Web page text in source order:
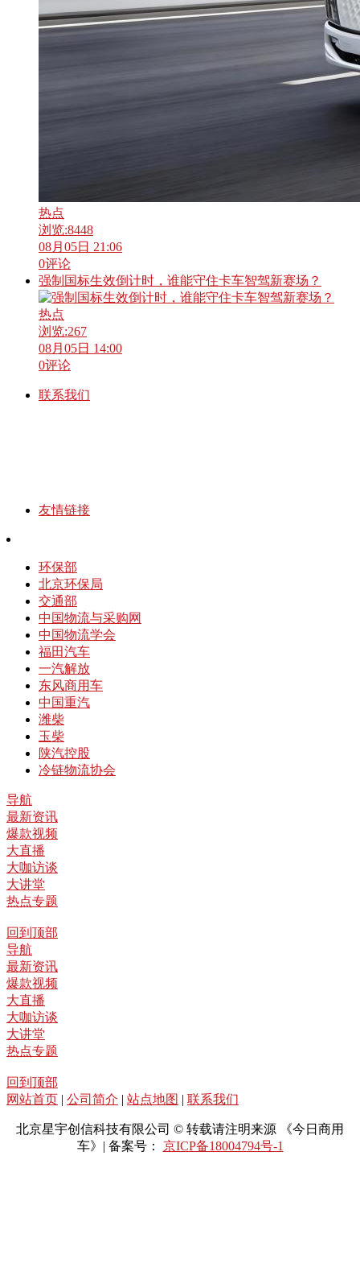
热点
浏览:8448
08月05日 21:06
0评论
强制国标生效倒计时，谁能守住卡车智驾新赛场？
热点
浏览:267
08月05日 14:00
0评论
联系我们
友情链接
环保部
北京环保局
交通部
中国物流与采购网
中国物流学会
福田汽车
一汽解放
东风商用车
中国重汽
潍柴
玉柴
陕汽控股
冷链物流协会
导航
最新资讯
爆款视频
大直播
大咖访谈
大讲堂
热点专题
回到顶部
导航
最新资讯
爆款视频
大直播
大咖访谈
大讲堂
热点专题
回到顶部
网站首页 | 公司简介 | 站点地图 | 联系我们
北京星宇创信科技有限公司 © 转载请注明来源 《今日商用
车》| 备案号： 京ICP备18004794号-1